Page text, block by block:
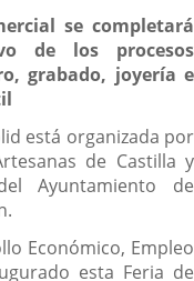
se completará
de los procesos
grabado, joyería e
está organizada por
de Castilla y
Ayuntamiento de
Económico, Empleo
esta Feria de